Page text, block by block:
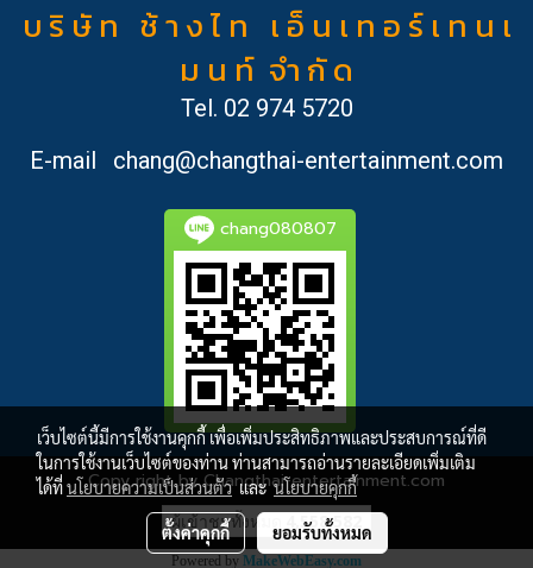
บ ริ ษั ท ช้ า ง ไ ท เ อ็ น เ ท อ ร์ เ ท น เ
ม น ท์ จำ กั ด
Tel. 02 974 5720
E-mail
chang@changthai-entertainment.com
chang080807
Copy right by Changthai-entertainment.com
ผู้เข้าชมวันนี้
Powered by MakeWebEasy.com
เว็บไซต์นี้มีการใช้งานคุกกี้ เพื่อเพิ่มประสิทธิภาพและประสบการณ์ที่ดี
ในการใช้งานเว็บไซต์ของท่าน ท่านสามารถอ่านรายละเอียดเพิ่มเติม
ได้ที่นโยบายความเป็นส่วนตัวและนโยบายคุกกี้
ตั้งค่าคุกกี้ ยอมรับทั้งหมด